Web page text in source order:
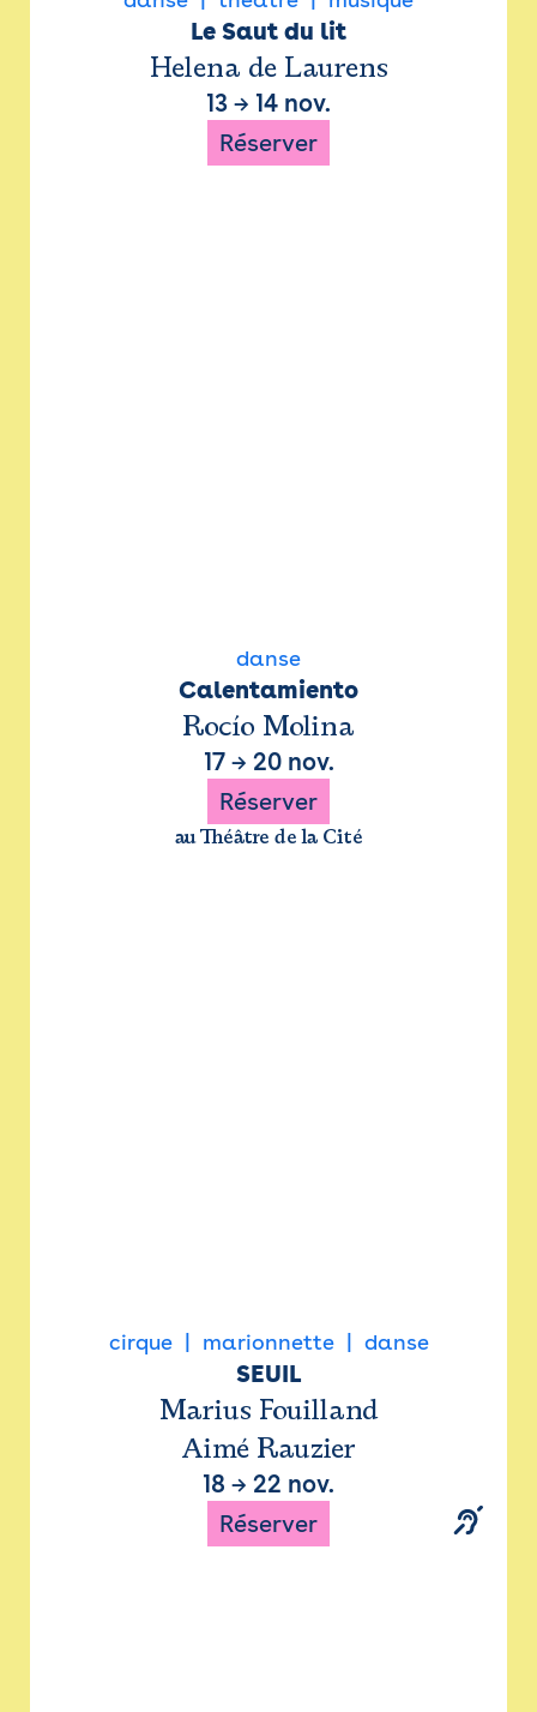
Le Saut du lit
Helena de Laurens
13 → 14 nov.
Réserver
danse
Calentamiento
Rocío Molina
17→ 20 nov.
Réserver
au Théâtre de la Cité
cirque marionnette danse
SEUIL
Marius Fouilland
Aimé Rauzier
18 → 22 nov.
Réserver